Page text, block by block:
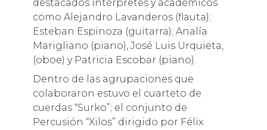
destacados intérpretes y académicos
como Alejandro Lavanderos (flauta);
Esteban Espinoza (guitarra); Analía
Marigliano (piano), José Luis Urquieta,
(oboe) y Patricia Escobar (piano).
Dentro de las agrupaciones que
colaboraron estuvo el cuarteto de
cuerdas “Surko”; el conjunto de
Percusión “Xilos” dirigido por Félix